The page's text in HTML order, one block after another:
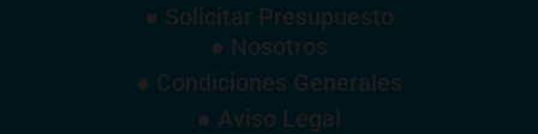
● Solicitar Presupuesto
● Nosotros
● Condiciones Generales
● Aviso Legal